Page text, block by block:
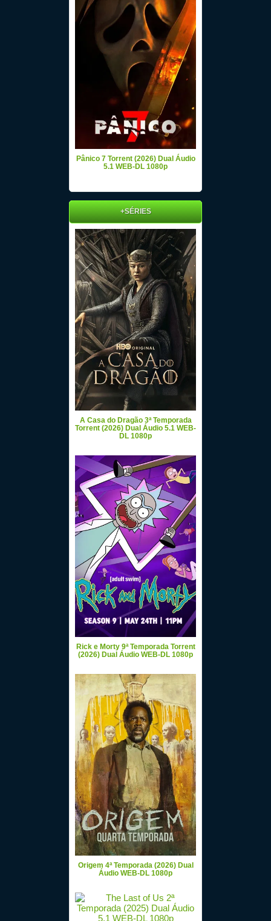
Pânico 7 Torrent (2026) Dual Áudio
5.1 WEB-DL 1080p
+SÉRIES
A Casa do Dragão 3ª Temporada
Torrent (2026) Dual Áudio 5.1 WEB-
DL 1080p
Rick e Morty 9ª Temporada Torrent
(2026) Dual Áudio WEB-DL 1080p
Origem 4ª Temporada (2026) Dual
Áudio WEB-DL 1080p